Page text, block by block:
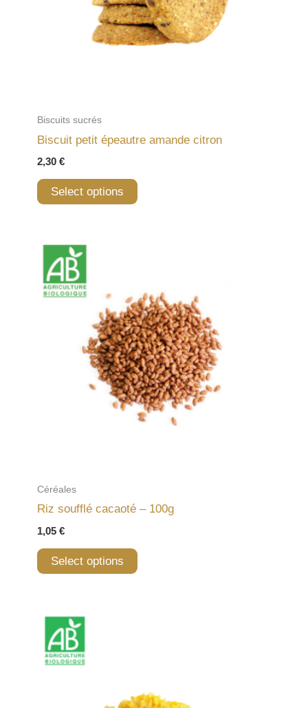
Biscuits sucrés
Biscuit petit épeautre amande citron
2,30 €
Select options
Céréales
Riz soufflé cacaoté – 100g
1,05 €
Select options